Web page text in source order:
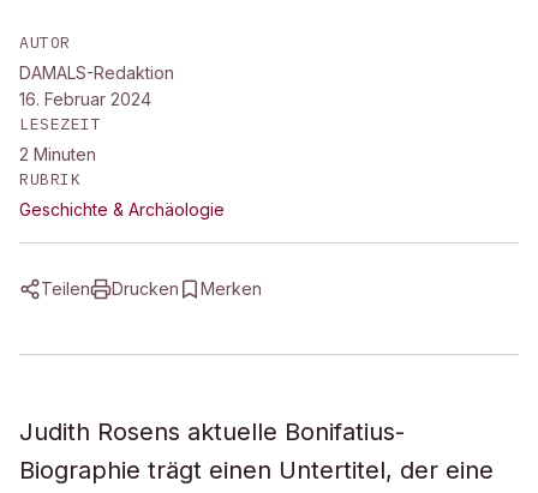
AUTOR
DAMALS-Redaktion
16. Februar 2024
LESEZEIT
2 Minuten
RUBRIK
Geschichte & Archäologie
Teilen Drucken Merken
Judith Rosens aktuelle Bonifatius-
Biographie trägt einen Untertitel, der eine